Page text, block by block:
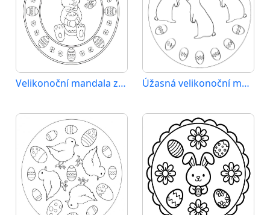
Velikonoční mandala zdarma tisknutelná Úžasná velikonoční mandala